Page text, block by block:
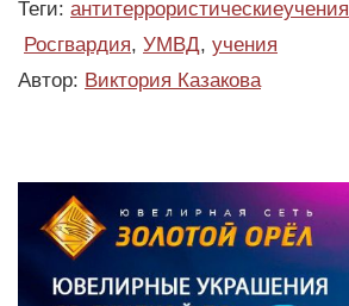
Теги: антитеррористическиеучения
Росгвардия, УМВД, учения
Автор: Виктория Казакова